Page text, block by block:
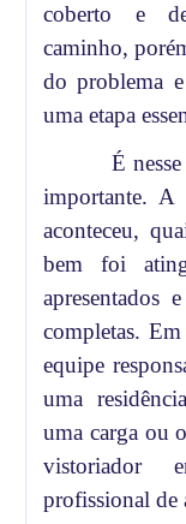
coberto e
caminho,
do problema
uma etapa
É
importante. A
aconteceu,
bem foi
apresentados
completas.
equipe
uma
uma carga ou
vistoriador
profissional de